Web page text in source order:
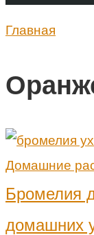
Главная
Домашние
Бромелия
домашних